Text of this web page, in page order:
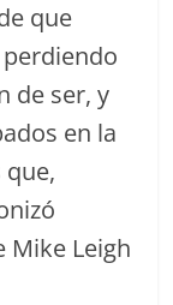
que
de ser, y
en la
Mike Leigh